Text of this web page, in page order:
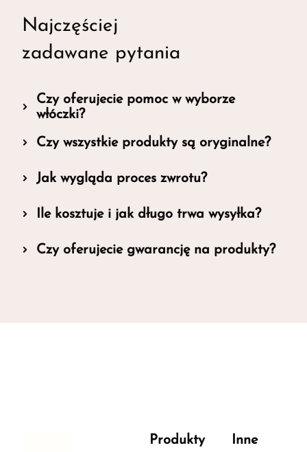
Najczęściej
zadawane pytania
Czy oferujecie pomoc w wyborze
włóczki?
Czy wszystkie produkty są oryginalne?
Jak wygląda proces zwrotu?
Ile kosztuje i jak długo trwa wysyłka?
Czy oferujecie gwarancję na produkty?
Produkty Inne